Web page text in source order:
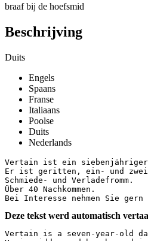
braaf bij de hoefsmid
Beschrijving
Duits
Engels
Spaans
Franse
Italiaans
Poolse
Duits
Nederlands
Vertain ist ein siebenjähriger
Er ist geritten, ein- und
Schmiede- und Verladefromm.
Über 40 Nachkommen.
Bei Interesse nehmen Sie
Deze tekst werd automatisch
Vertain is a seven-year-old